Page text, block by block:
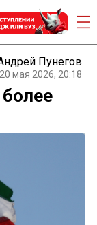
Пунегов
20 мая 2026, 20:18